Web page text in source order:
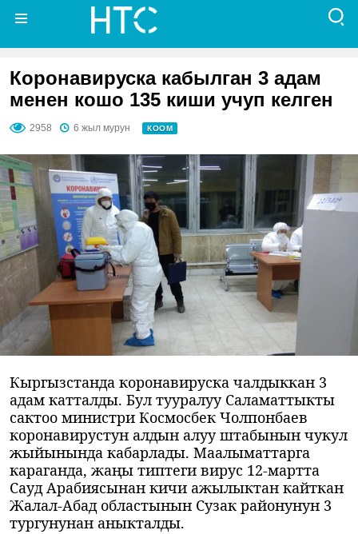
Коронавируска кабылган 3 адам
менен кошо 135 киши учуп келген
2958 6 жыл мурун КООМ
Кыргызстанда коронавируска чалдыккан 3
адам катталды. Бул тууралуу Саламаттыкты
сактоо министри Космосбек Чолпонбаев
коронавирустун алдын алуу штабынын чукул
жыйынында кабарлады. Маалыматтарга
караганда, жаңы типтеги вирус 12-мартта
Сауд Арабиясынан кичи ажылыктан кайткан
Жалал-Абад областынын Сузак районунун 3
тургунунан аныкталды.